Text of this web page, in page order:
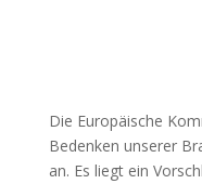
Die Europäische
Bedenken unserer
an. Es liegt ein